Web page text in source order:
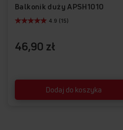
46,90 zł
Balkonik duży APSH1010
Dodaj do koszyka
4.9 (15)